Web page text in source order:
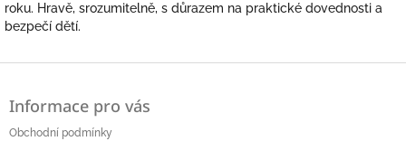
roku. Hravě, srozumitelně, s důrazem na praktické dovednosti a
bezpečí dětí.
pInformace pro vás
Obchodní podmínky